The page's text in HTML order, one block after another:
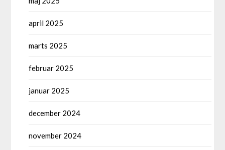
april 2025
marts 2025
februar 2025
januar 2025
december 2024
november 2024